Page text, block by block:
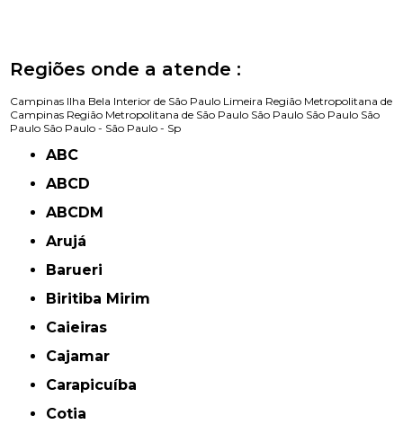
Regiões onde a atende :
Campinas Ilha Bela Interior de São Paulo Limeira Região Metropolitana de
Campinas Região Metropolitana de São Paulo São Paulo São Paulo São
Paulo São Paulo - São Paulo - Sp
ABC
ABCD
ABCDM
Arujá
Barueri
Biritiba Mirim
Caieiras
Cajamar
Carapicuíba
Cotia